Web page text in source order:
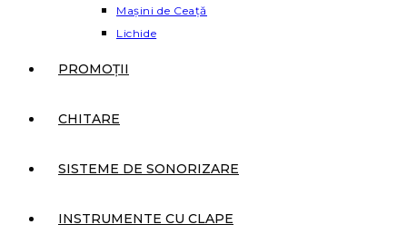
Mașini de Ceață
Lichide
PROMOȚII
CHITARE
SISTEME DE SONORIZARE
INSTRUMENTE CU CLAPE